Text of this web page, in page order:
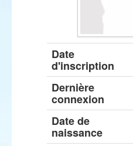
Date
d'inscription
Dernière
connexion
Date de
naissance